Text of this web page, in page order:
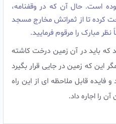
است. حال آن که در وقفنامه،
کرده تا از ثمراتش مخارج مسجد
مبارک را مرقوم فرمایید.
باید در آن زمین درخت کاشته
این که زمین در جایى قرار بگیرد
قابل ملاحظه اى از این راه
را اجاره داد.